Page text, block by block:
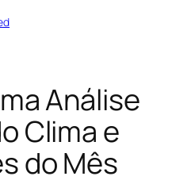
Análise
Clima e
do Mês